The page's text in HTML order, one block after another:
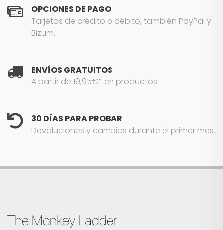
OPCIONES DE PAGO
Tarjetas de crédito o débito, también PayPal y
Bizum.
ENVÍOS GRATUITOS
A partir de 19,95€* en productos.
30 DÍAS PARA PROBAR
Devoluciones y cambios durante el primer mes.
The Monkey Ladder